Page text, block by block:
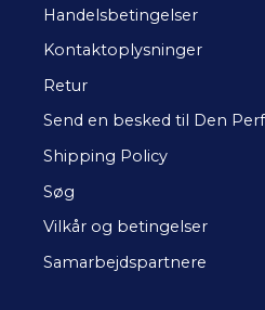
Handelsbetingelser
Kontaktoplysninger
Retur
Send en besked til Den
Shipping Policy
Søg
Vilkår og betingelser
Samarbejdspartnere